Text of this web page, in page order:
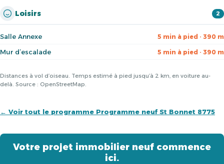
Loisirs 2
Salle Annexe 5 min à pied · 390 m
Mur d’escalade 5 min à pied · 390 m
Distances à vol d’oiseau. Temps estimé à pied jusqu’à 2 km, en voiture au-
delà. Source : OpenStreetMap.
← Voir tout le programme Programme neuf St Bonnet 8775
Votre projet immobilier neuf commence
ici.